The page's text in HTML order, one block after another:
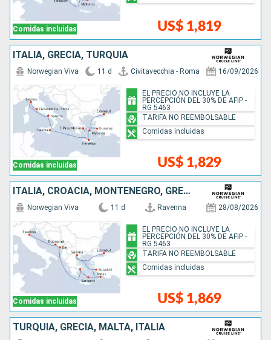
Comidas incluidas US$ 1,819
ITALIA, GRECIA, TURQUÍA
Comidas incluidas
Norwegian Viva 11 d Civitavecchia - Roma 16/09/2026
US$ 1,829
EL PRECIO NO INCLUYE LA
PERCEPCIÓN DEL 30% DE AFIP -
RG 5463
TARIFA NO REEMBOLSABLE
Comidas incluidas
ITALIA, CROACIA, MONTENEGRO, GRECIA, TURQUÍA
Comidas incluidas
Norwegian Viva 11 d Ravenna 28/08/2026
US$ 1,869
EL PRECIO NO INCLUYE LA
PERCEPCIÓN DEL 30% DE AFIP -
RG 5463
TARIFA NO REEMBOLSABLE
Comidas incluidas
TURQUÍA, GRECIA, MALTA, ITALIA